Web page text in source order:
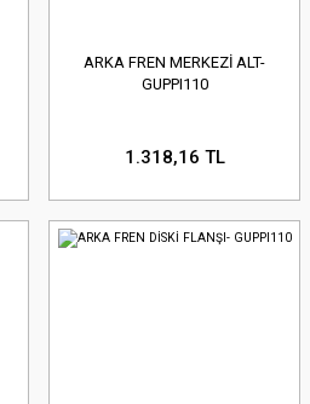
ARKA FREN MERKEZİ ALT-
GUPPI110
1.318,16 TL